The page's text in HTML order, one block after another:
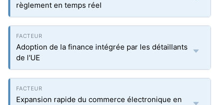
règlement en temps réel
Adoption de la finance intégrée par les détaillants
de l'UE
Expansion rapide du commerce électronique en